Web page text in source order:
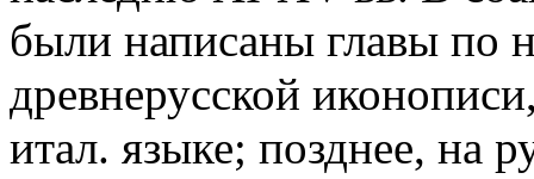
были написаны главы по
древнерусской
итал. языке; позднее, на